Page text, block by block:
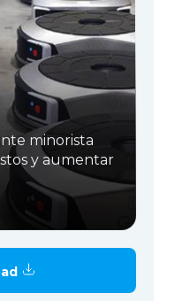
minorista
y aumentar